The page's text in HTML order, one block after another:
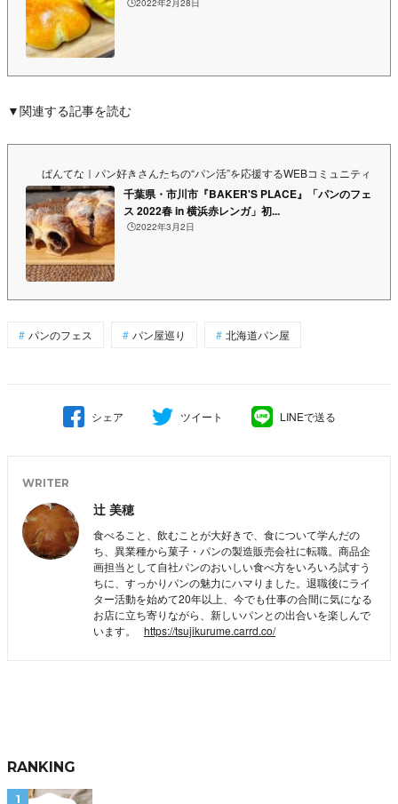
▼関連する記事を読む
ぱんてな｜パン好きさんたちの“パン活”を応援するWEBコミュニティ&マ
千葉県・市川市『BAKER'S PLACE』「パンのフェ
ス 2022春 in 横浜赤レンガ」初...
🕒️2022年3月2日
パンのフェス パン屋巡り 北海道パン屋
シェア ツイート LINEで送る
WRITER
辻 美穂
食べること、飲むことが大好きで、食について学んだの
ち、異業種から菓子・パンの製造販売会社に転職。商品企
画担当として自社パンのおいしい食べ方をいろいろ試すう
ちに、すっかりパンの魅力にハマりました。退職後にライ
ター活動を始めて20年以上、今でも仕事の合間に気になる
お店に立ち寄りながら、新しいパンとの出合いを楽しんで
います。 https://tsujikurume.carrd.co/
RANKING